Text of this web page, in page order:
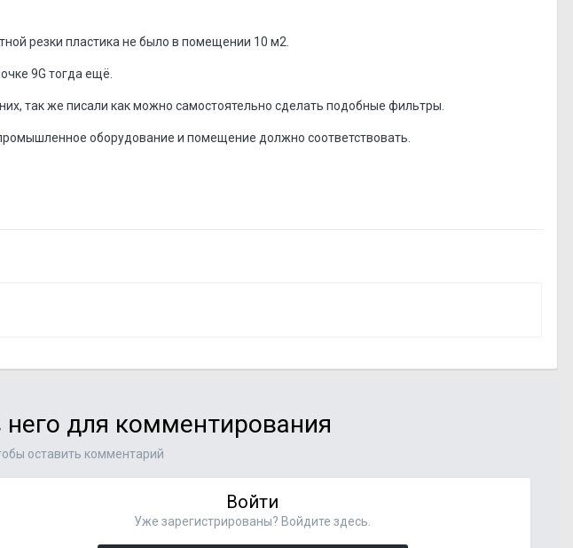
резки пластика не было в помещении 10 м2.
9G тогда ещё.
так же писали как можно самостоятельно сделать подобные фильтры.
оборудование и помещение должно соответствовать.
него для комментирования
оставить комментарий
Войти
Уже зарегистрированы? Войдите здесь.